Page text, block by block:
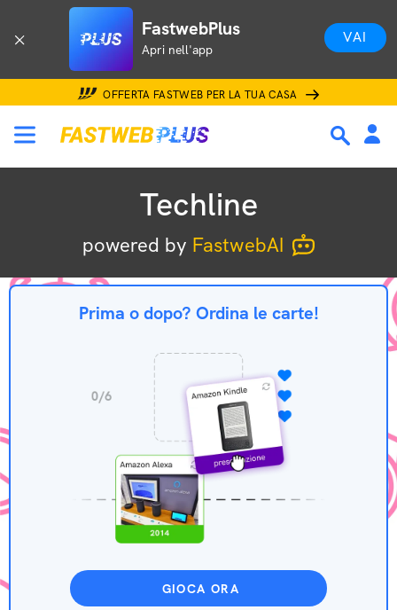
FastwebPlus
Apri nell'app
VAI
OFFERTA FASTWEB PER LA TUA CASA
Techline
powered by FastwebAI
Prima o dopo? Ordina le carte!
GIOCA ORA